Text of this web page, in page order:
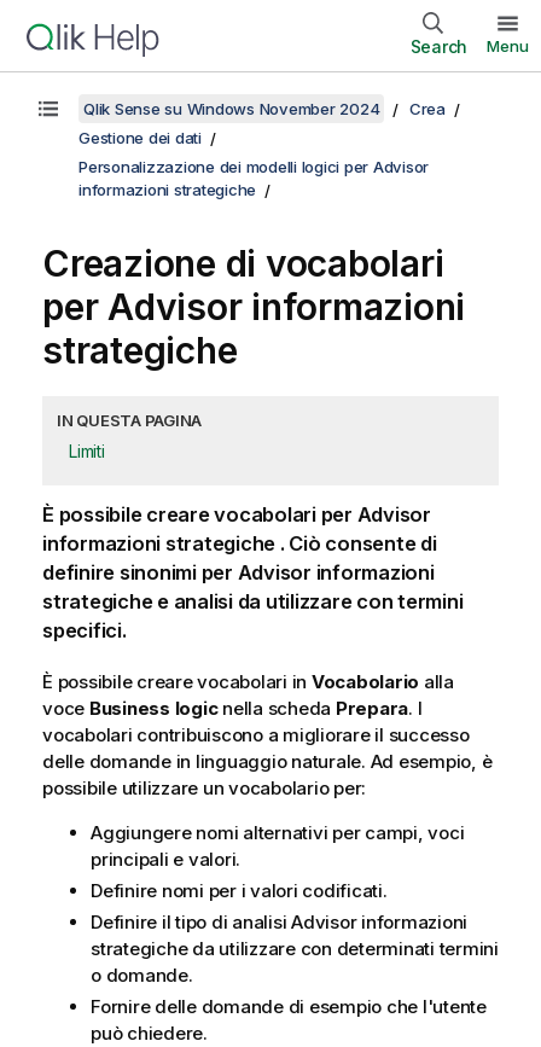
Search Menu
Qlik Sense su Windows November 2024
Crea
Gestione dei dati
Personalizzazione dei modelli logici per Advisor
informazioni strategiche
Creazione di vocabolari
per Advisor informazioni
strategiche
IN QUESTA PAGINA
Limiti
È possibile creare vocabolari per Advisor
informazioni strategiche . Ciò consente di
definire sinonimi per Advisor informazioni
strategichee analisi da utilizzare con termini
specifici.
È possibile creare vocabolari in Vocabolario alla
voce Business logicnella scheda Prepara. I
vocabolari contribuiscono a migliorare il successo
delle domande in linguaggio naturale. Ad esempio, è
possibile utilizzare un vocabolario per:
Aggiungere nomi alternativi per campi, voci
principali e valori.
Definire nomi per i valori codificati.
Definire il tipo di analisi Advisor informazioni
strategicheda utilizzare con determinati termini
o domande.
Fornire delle domande di esempio che l'utente
può chiedere.